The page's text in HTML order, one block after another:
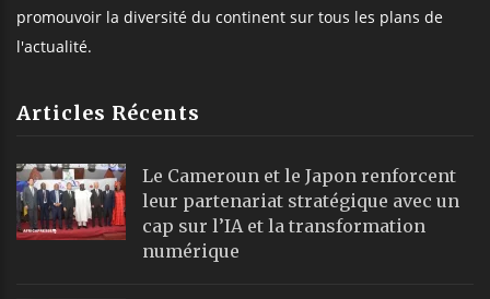
promouvoir la diversité du continent sur tous les plans de
l'actualité.
Articles Récents
Le Cameroun et le Japon renforcent
leur partenariat stratégique avec un
cap sur l’IA et la transformation
numérique